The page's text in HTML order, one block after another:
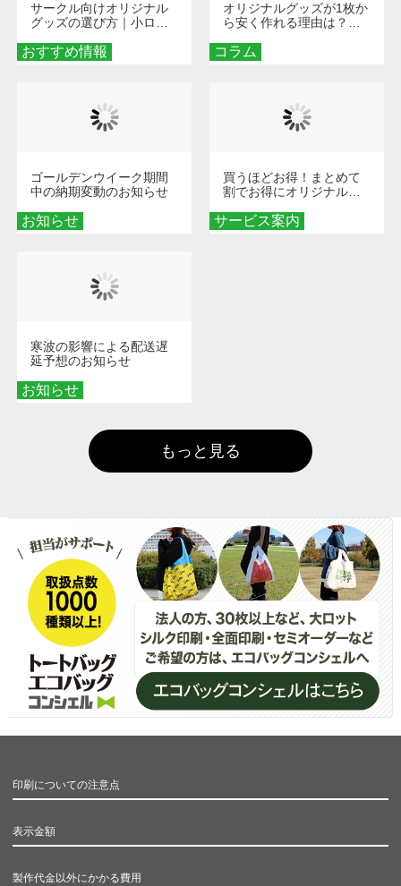
おすすめ情報
サークル向けオリジナル
グッズの選び方｜小ロッ
める秘訣
コラム
オリジナルグッズが1枚か
ら安く作れる理由は？オ
とメリットを解説
お知らせ
ゴールデンウイーク期間
中の納期変動のお知らせ
サービス案内
買うほどお得！まとめて
割でお得にオリジナルグ
お知らせ
寒波の影響による配送遅
延予想のお知らせ
もっと見る
印刷についての注意点
表示金額
製作代金以外にかかる費用